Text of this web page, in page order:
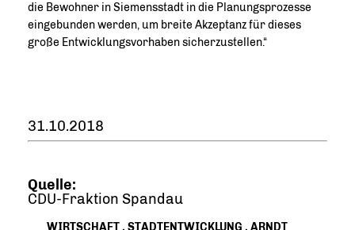
die Bewohner in Siemensstadt in die Planungsprozesse
eingebunden werden, um breite Akzeptanz für dieses
große Entwicklungsvorhaben sicherzustellen.“
31.10.2018
Quelle:
CDU-Fraktion Spandau
WIRTSCHAFT, STADTENTWICKLUNG , ARNDT